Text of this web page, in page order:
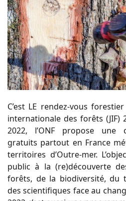
C’est LE rendez-vous
internationale des forêts (JIF)
2022, l’ONF propose une
gratuits partout en France
territoires d’Outre-mer.
public à la (re)découverte
forêts, de la biodiversité, du
des scientifiques face au